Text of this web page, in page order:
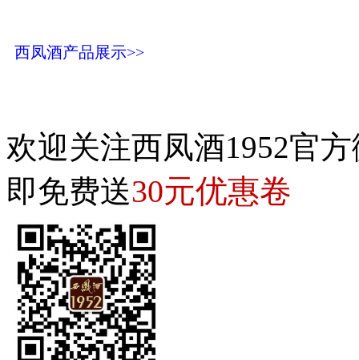
西凤酒产品展示>>
欢迎关注西凤酒1952官
即免费送30元优惠卷